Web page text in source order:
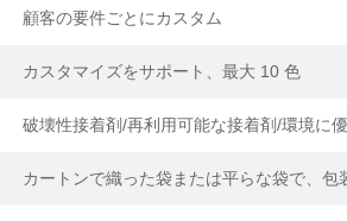
顧客の要件ごとにカスタム
カスタマイズをサポート、最大 10 色
破壊性接着剤/再利用可能な接着剤/環境に
カートンで織った袋または平らな袋で、